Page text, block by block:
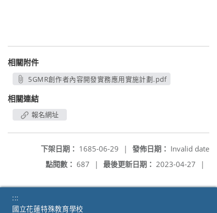
相關附件
5GMR創作者內容開發實務應用實施計劃.pdf
相關連結
報名網址
發佈日期： Invalid date
下架日期： 1685-06-29
|
最後更新日期： 2023-04-27 |
點閱數： 687 |
:::
國立花蓮特殊教育學校